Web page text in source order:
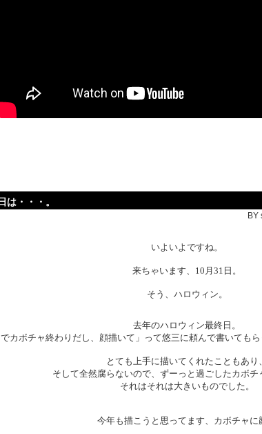
は・・・。
BY
いよいよですね。
来ちゃいます、10月31日。
そう、ハロウィン。
去年のハロウィン最終日。
でカボチャ終わりだし、顔描いて」って悠三に頼んで書いても
とても上手に描いてくれたこともあり
そして全然腐らないので、ずーっと過ごしたカボチ
それはそれは大きいものでした。
今年も描こうと思ってます、カボチャに